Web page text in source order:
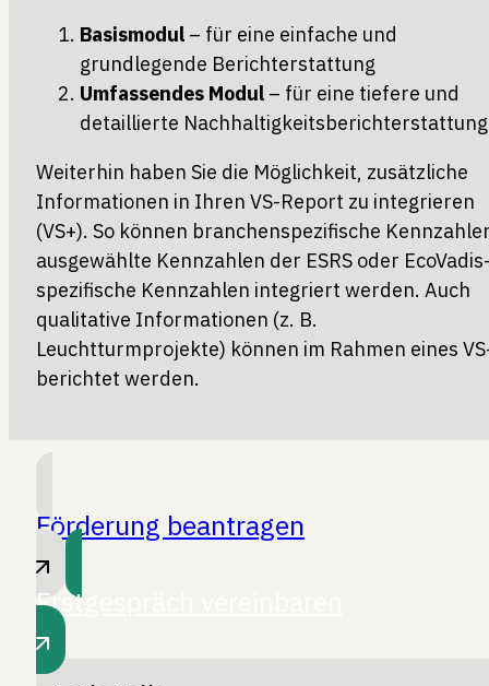
Basismodul – für eine einfache und
grundlegende Berichterstattung
Umfassendes Modul – für eine tiefere und
detaillierte Nachhaltigkeitsberichterstattung
Weiterhin haben Sie die Möglichkeit, zusätzliche
Informationen in Ihren VS-Report zu integrieren
(VS+). So können branchenspezifische
ausgewählte Kennzahlen der ESRS oder
spezifische Kennzahlen integriert werden. Auch
qualitative Informationen (z. B.
Leuchtturmprojekte) können im Rahmen eines
berichtet werden.
Förderung beantragen
Erstgespräch vereinbaren